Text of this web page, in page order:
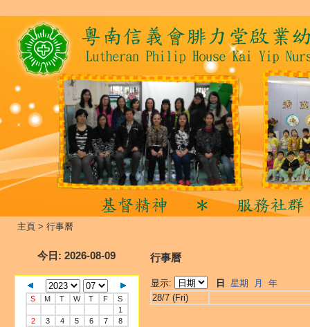
主頁 > 行事曆
今日 : 2026-08-09
S M T W T F
S
1
2
3 4 5 6 7
8
行事曆
显示: 日 星期 月
年
28/7 (Fri)